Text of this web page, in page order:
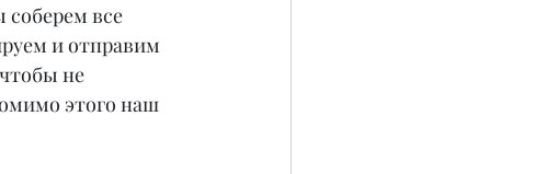
все
и отправим
не
этого наш